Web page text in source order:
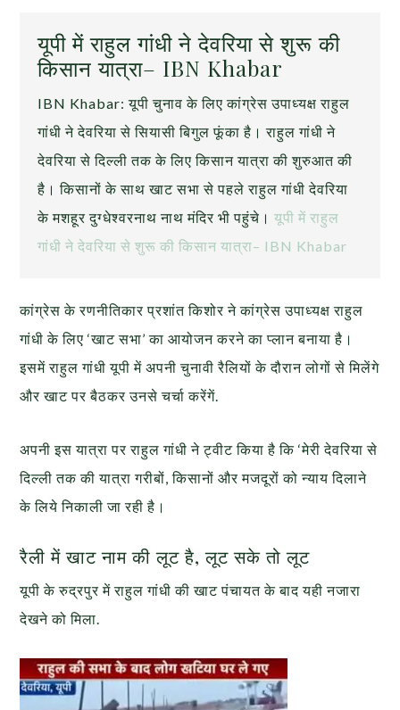
यूपी में राहुल गांधी ने देवरिया से शुरू की
किसान यात्रा– IBN Khabar
IBN Khabar: यूपी चुनाव के लिए कांग्रेस उपाध्यक्ष राहुल
गांधी ने देवरिया से सियासी बिगुल फूंका है। राहुल गांधी ने
देवरिया से दिल्ली तक के लिए किसान यात्रा की शुरुआत की
है। किसानों के साथ खाट सभा से पहले राहुल गांधी देवरिया
के मशहूर दुग्धेश्वरनाथ नाथ मंदिर भी पहुंचे।यूपी में राहुल
गांधी ने देवरिया से शुरू की किसान यात्रा– IBN Khabar
कांग्रेस के रणनीतिकार प्रशांत किशोर ने कांग्रेस उपाध्यक्ष राहुल
गांधी के लिए ‘खाटसभा’ का आयोजन करने का प्लान बनाया है।
इसमें राहुल गांधी यूपीमें अपनी चुनावीरैलियों के दौरान लोगों से मिलेंगे
और खाट पर बैठकर उनसे चर्चा करेंगें.
अपनी इस यात्रा पर राहुल गांधी ने ट्वीट किया है कि ‘मेरी देवरिया से
दिल्ली तक की यात्रा गरीबों, किसानों और मजदूरों को न्याय दिलाने
के लिये निकाली जा रही है।
रैली में खाट नाम की लूट है, लूट सके तो लूट
यूपी के रुद्रपुर में राहुल गांधी की खाट पंचायत के बाद यही नजारा
देखने को मिला.